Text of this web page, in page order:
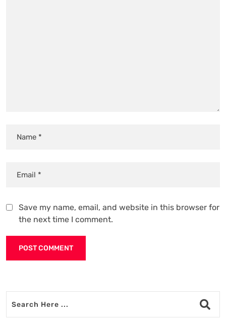
Save my name, email, and website in this browser for
the next time I comment.